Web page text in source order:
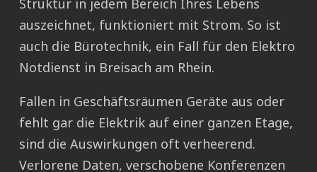
Struktur in jedem Bereich Ihres Lebens
auszeichnet, funktioniert mit Strom. So ist
auch die Bürotechnik, ein Fall für den Elektro
Notdienst in Breisach am Rhein.
Fallen in Geschäftsräumen Geräte aus oder
fehlt gar die Elektrik auf einer ganzen Etage,
sind die Auswirkungen oft verheerend.
Verlorene Daten, verschobene Konferenzen